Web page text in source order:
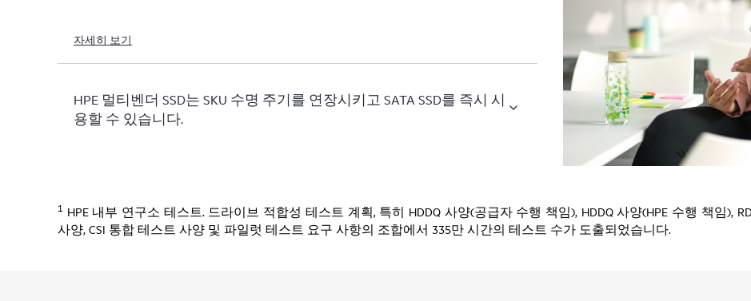
자세히 보기
HPE 멀티벤더 SSD는 SKU 수명 주기를 연장시키고 SATA SSD를 즉시 시
용할 수 있습니다.
1 HPE 내부 연구소 테스트. 드라이브 적합성 테스트 계획, 특히 HDDQ 사양(공급자 수행 책임), HDDQ 사양(HPE 수행 책임),
사양, CSI 통합 테스트 사양 및 파일럿 테스트 요구 사항의 조합에서 335만 시간의 테스트 수가 도출되었습니다.